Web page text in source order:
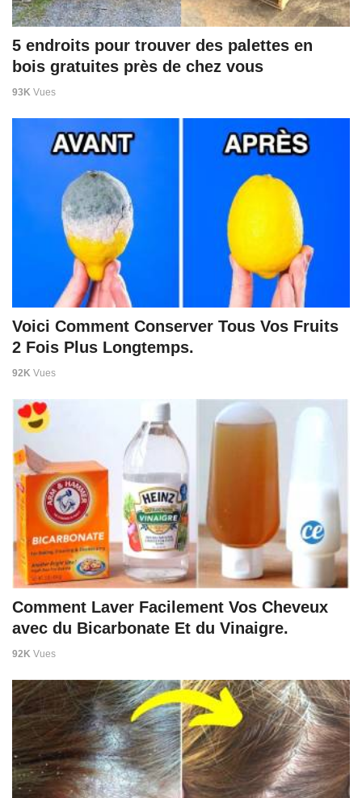
5 endroits pour trouver des palettes en
bois gratuites près de chez vous
93K Vues
Voici Comment Conserver Tous Vos Fruits
2 Fois Plus Longtemps.
92K Vues
Comment Laver Facilement Vos Cheveux
avec du Bicarbonate Et du Vinaigre.
92K Vues